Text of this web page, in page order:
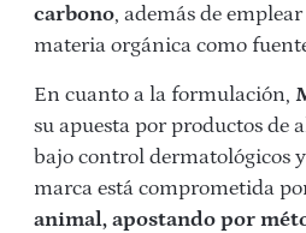
carbono, además de
materia orgánica como
En cuanto a la formulación,
su apuesta por productos de
bajo control dermatológicos
marca está comprometida
animal, apostando por